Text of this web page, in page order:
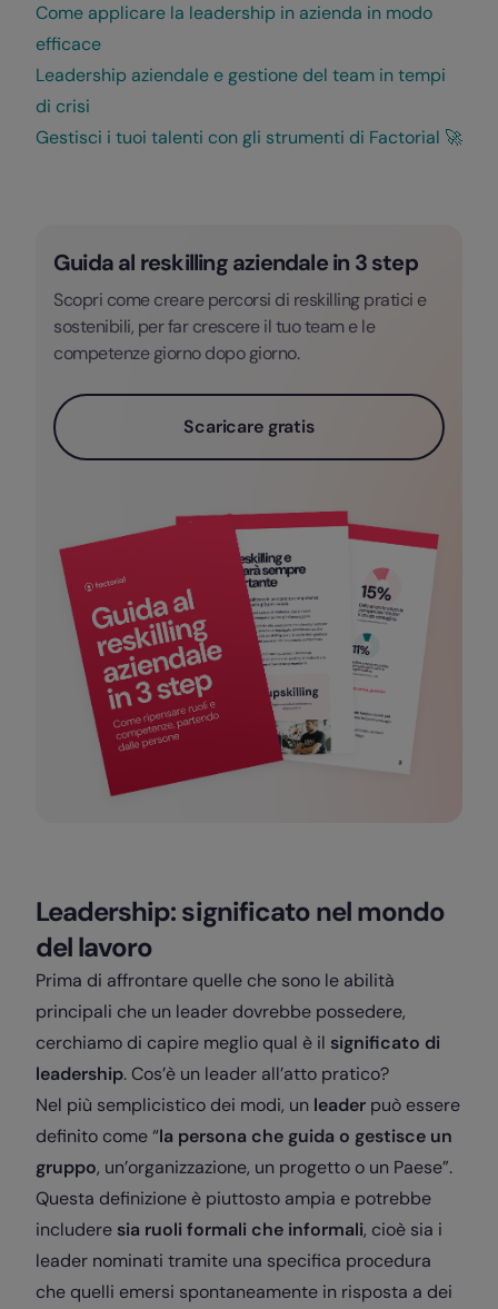
Come applicare la leadership in azienda in modo
efficace
Leadership aziendale e gestione del team in tempi
di crisi
Gestisci i tuoi talenti con gli strumenti di Factorial 🚀
Guida al reskilling aziendale in 3 step
Scopri come creare percorsi di reskilling pratici e
sostenibili, per far crescere il tuo team e le
competenze giorno dopo giorno.
Scaricare gratis
Leadership: significato nel mondo
del lavoro
Prima di affrontare quelle che sono le abilità
principali che un leader dovrebbe possedere,
cerchiamo di capire meglio qual è il significato di
leadership. Cos’è un leader all’atto pratico?
Nel più semplicistico dei modi, un leader può essere
definito come “la persona che guida o gestisce un
gruppo, un’organizzazione, un progetto o un Paese”.
Questa definizione è piuttosto ampia e potrebbe
includere sia ruoli formali che informali, cioè sia i
leader nominati tramite una specifica procedura
che quelli emersi spontaneamente in risposta a dei